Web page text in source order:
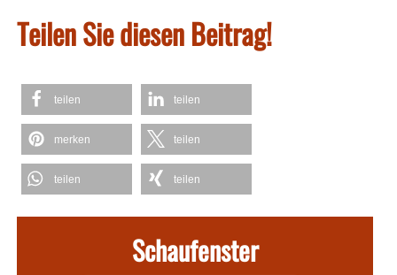
Teilen Sie diesen Beitrag!
teilen teilen
merken teilen
teilen teilen
Schaufenster